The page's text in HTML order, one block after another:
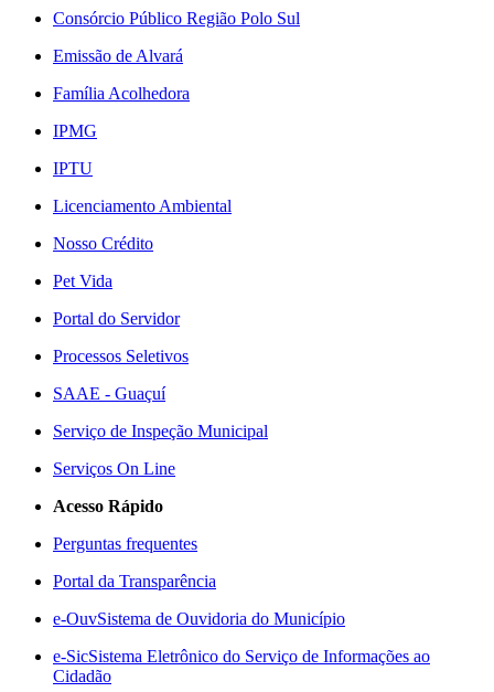
Consórcio Público Região Polo Sul
Emissão de Alvará
Família Acolhedora
IPMG
IPTU
Licenciamento Ambiental
Nosso Crédito
Pet Vida
Portal do Servidor
Processos Seletivos
SAAE - Guaçuí
Serviço de Inspeção Municipal
Serviços On Line
Acesso Rápido
Perguntas frequentes
Portal da Transparência
e-OuvSistema de Ouvidoria do Município
e-SicSistema Eletrônico do Serviço de Informações ao
Cidadão